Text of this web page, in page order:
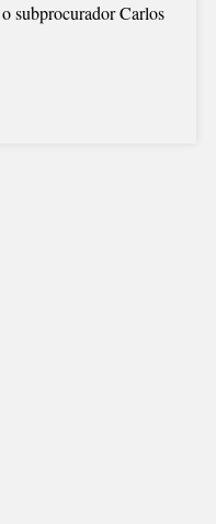
PELO
subprocurador Carlos